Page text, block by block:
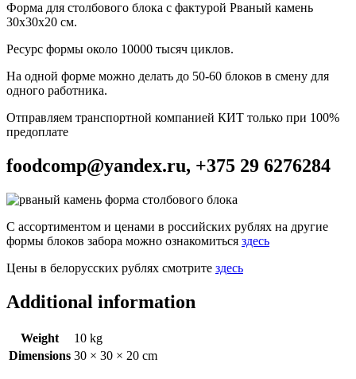
Форма для столбового блока с фактурой Рваный камень
30х30х20 см.
Ресурс формы около 10000 тысяч циклов.
На одной форме можно делать до 50-60 блоков в смену для
одного работника.
Отправляем транспортной компанией КИТ только при 100%
предоплате
foodcomp@yandex.ru, +375 29 6276284
С ассортиментом и ценами в российских рублях на другие
формы блоков забора можно ознакомиться здесь
Цены в белорусских рублях смотрите здесь
Additional information
Weight
10 kg
Dimensions 30 × 30 × 20 cm